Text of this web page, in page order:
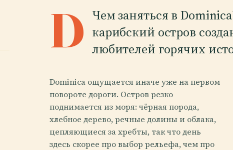
D Чем заняться в
карибский остров
любителей горячих
Dominica ощущается иначе уже на первом
повороте дороги. Остров резко
поднимается из моря: чёрная порода,
хлебное дерево, речные долины и облака,
цепляющиеся за хребты, так что день
здесь скорее про выбор рельефа, чем про